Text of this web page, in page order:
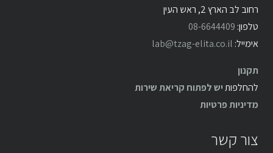
רחוב לב הארץ 2, ראש העין
טלפון: 08-6644409
אימייל: lab@tzag-elita.co.il
תקנון
להחלפותיש לפתוח קריאת שירות
מדיניות פרטיות
צור קשר